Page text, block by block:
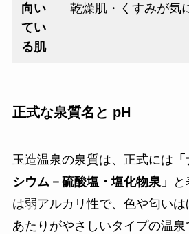
向い
てい
る肌
乾燥肌・くすみが気
正式な泉質名と pH
玉造温泉の泉質は、正式には
シウム－硫酸塩・塩化物泉」
は弱アルカリ性で、色や匂い
あたりがやさしいタイプの温泉